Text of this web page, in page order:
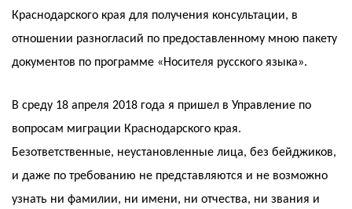
Краснодарского края для получения консультации, в
отношении разногласий по предоставленному мною пакету
документов по программе «Носителя русского языка».
В среду 18 апреля 2018 года я пришел в Управление по
вопросам миграции Краснодарского края.
Безответственные, неустановленные лица, без бейджиков,
и даже по требованию не представляются и не возможно
узнать ни фамилии, ни имени, ни отчества, ни звания и